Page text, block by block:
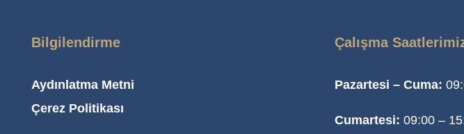
Bilgilendirme
Aydınlatma Metni
Çerez Politikası
Çalışma
Pazartesi – Cuma:
Cumartesi: 09:00 –